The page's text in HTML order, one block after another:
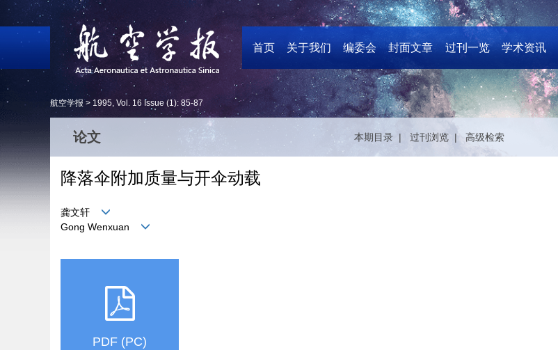
首页 关于我们 编委会 封面文章 过刊一览 学术资讯
航空学报 > 1995, Vol. 16 Issue (1): 85-87
论文 本期目录 | 过刊浏览 | 高级检索
降落伞附加质量与开伞动载
龚文轩
Gong Wenxuan
PDF (PC)